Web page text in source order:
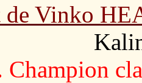
Vinko
Champion